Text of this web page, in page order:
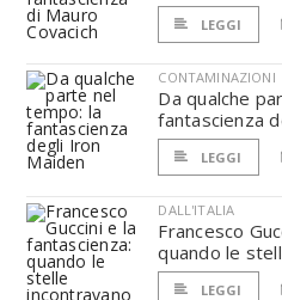
LEGGI
CONTAMINAZIONI
Da qualche
fantascienza
LEGGI
DALL'ITALIA
Francesco
quando le
LEGGI